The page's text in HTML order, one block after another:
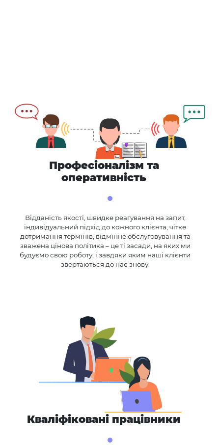
Професіоналізм та
оперативність
Відданість якості, швидке реагування на запит,
індивідуальний підхід до кожного клієнта, чітке
дотримання термінів, відмінне обслуговування та
зважена цінова політика – це ті засади, на яких ми
будуємо свою роботу, і завдяки яким наші клієнти
звертаються до нас знову.
Кваліфіковані працівники